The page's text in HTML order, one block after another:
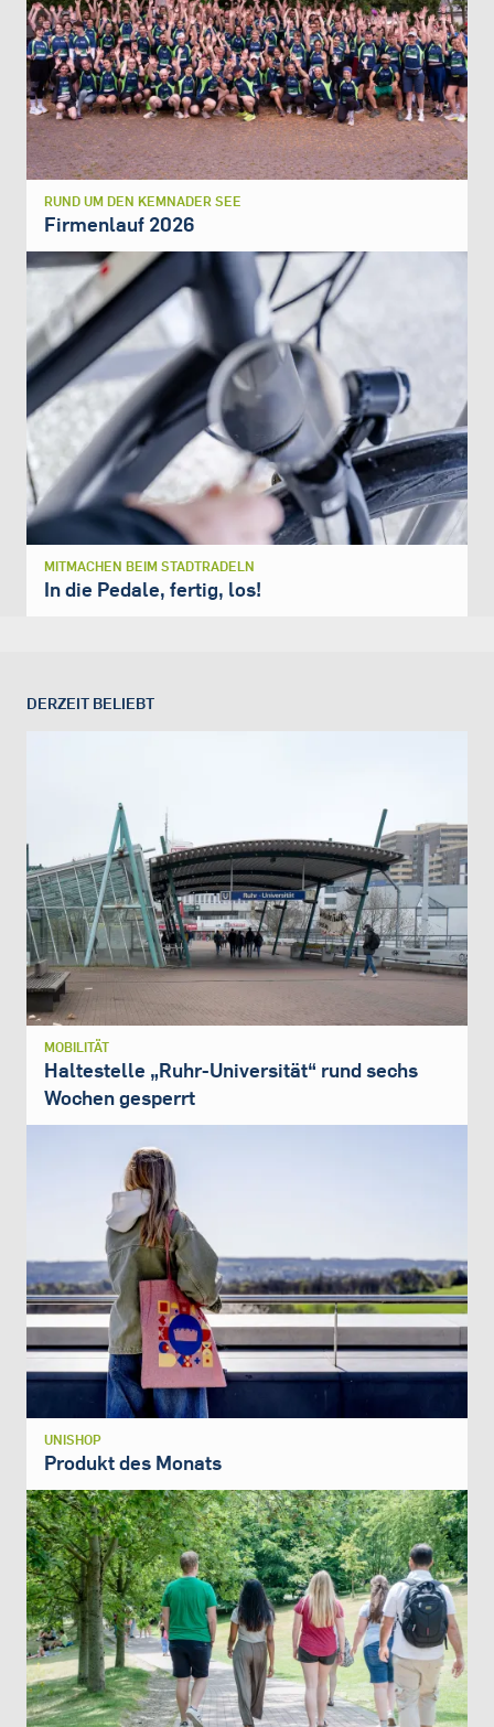
RUND UM DEN KEMNADER SEE
Firmenlauf 2026
MITMACHEN BEIM STADTRADELN
In die Pedale, fertig, los!
DERZEIT BELIEBT
MOBILITÄT
Haltestelle „Ruhr-Universität“ rund sechs
Wochen gesperrt
UNISHOP
Produkt des Monats